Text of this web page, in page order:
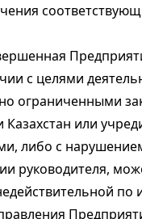
с целями
ограниченными
Казахстан или
либо с
руководителя,
по